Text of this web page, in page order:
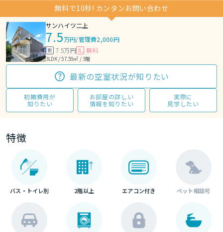
無料で10秒! カンタンお問い合わせ
サンハイツ二上
7.5万円/管理費2,000円
敷 7.5万円 礼 無料
3LDK / 57.59㎡ / 3階
最新の空室状況が知りたい
初期費用が
知りたい
お部屋の詳しい
情報を知りたい
実際に
見学したい
特徴
バス・トイレ別 2階以上 エアコン付き ペット相談可